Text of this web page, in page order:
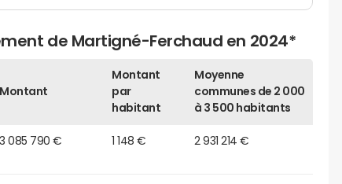
de Martigné-Ferchaud en 2024*
Montant
Montant
par
habitant
Moyenne
communes de 2 000
à 3 500 habitants
3 085 790 € 1 148 € 2 931 214 €